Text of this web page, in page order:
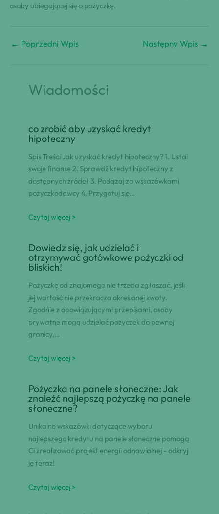
osoby ubiegającej się o pożyczkę.
← Poprzedni Wpis Następny Wpis →
Wiadomości
co zrobić aby uzyskać kredyt
hipoteczny
Spis Treści Jak uzyskać kredyt hipoteczny? 1. Ustal
swoje finanse 2. Sprawdź kredyt hipoteczny z
dostępnych źródeł 3. Podążaj za wskazówkami
pożyczkodawcy 4. Przygotuj się…
Czytaj więcej >
Dowiedz się, jak udzielać i
otrzymywać gotówkowe pożyczki od
bliskich!
Pożyczkę od znajomego nie trzeba zgłaszać, jeśli
jej wartość nie przekracza określonej kwoty.
Zgodnie z obowiązującymi przepisami, osoby
prywatne mogą udzielać pożyczek do pewnej
granicy,…
Czytaj więcej >
Pożyczka na panele słoneczne: Jak
znaleźć najlepszą pożyczkę na panele
słoneczne?
Unikalne wskazówki dotyczące wyboru
najlepszego kredytu na panele słoneczne pomogą
Ci zrealizować projekt energii odnawialnej - odkryj
je teraz!
Czytaj więcej >